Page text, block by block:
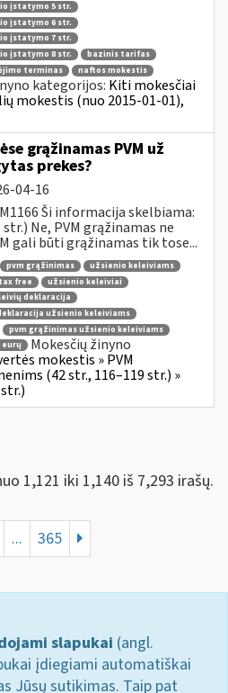
įstatymo 5 str.
įstatymo 6 str.
įstatymo 7 str.
įstatymo 8 str.
bazinis tarifas
terminas
naftos mokestis
kategorijos: Kiti mokesčiai
mokestis (nuo 2015-01-01),
grąžinamas PVM už
prekes?
04-16
Ši informacija skelbiama:
str.) Ne, PVM grąžinamas ne
gali būti grąžinamas tik tose...
pvm grąžinimas
užsienio keleiviams
tax free
užsienio keleiviai
deklaracija
užsienio keleiviams
pvm grąžinimas užsienio keleiviams
eurų
Mokesčių žinyno
mokestis » PVM
(42 str., 116–119 str.) »
1,121 iki 1,140 iš 7,293 irašų.
... 365
slapukai (angl.
įdiegiami automatiškai
Jūsų sutikimas. Taip pat